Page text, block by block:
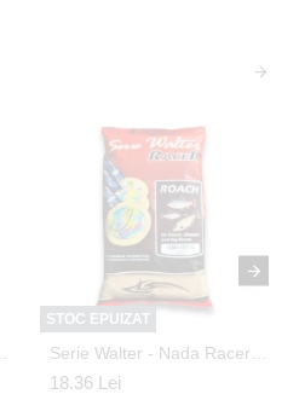
STOC EPUIZAT
18.36 Lei